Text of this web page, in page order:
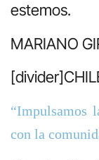
estemos.
MARIANO
“Impulsamos
con la